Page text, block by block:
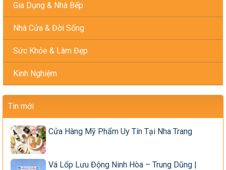
Gia Dụng & Nhà Bếp
Nhà Cửa & Đời Sống
Sức Khỏe & Làm Đẹp
Kinh Nghiệm
Tin mới
Cửa Hàng Mỹ Phẩm Uy Tín Tại Nha Trang
Vá Lốp Lưu Động Ninh Hòa – Trung Dũng |